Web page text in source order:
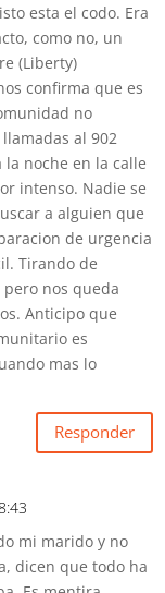
esta el codo. Era
como no, un
(Liberty)
confirma que es
no
al 902
noche en la calle
intenso. Nadie se
a alguien que
de urgencia
Tirando de
nos queda
Anticipo que
es
mas lo
Responder
mi marido y no
dicen que todo ha